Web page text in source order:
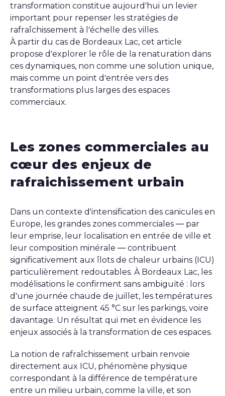
transformation constitue aujourd’hui un levier
important pour repenser les stratégies de
rafraîchissement à l’échelle des villes.
À partir du cas de Bordeaux Lac, cet article
propose d’explorer le rôle de la renaturation dans
ces dynamiques, non comme une solution unique,
mais comme un point d’entrée vers des
transformations plus larges des espaces
commerciaux.
Les zones commerciales au
cœur des enjeux de
rafraichissement urbain
Dans un contexte d'intensification des canicules en
Europe, les grandes zones commerciales — par
leur emprise, leur localisation en entrée de ville et
leur composition minérale — contribuent
significativement aux îlots de chaleur urbains (ICU)
particulièrement redoutables. À Bordeaux Lac, les
modélisations le confirment sans ambiguïté : lors
d'une journée chaude de juillet, les températures
de surface atteignent 45 °C sur les parkings, voire
davantage. Un résultat qui met en évidence les
enjeux associés à la transformation de ces espaces.
La notion de rafraîchissement urbain renvoie
directement aux ICU, phénomène physique
correspondant à la différence de température
entre un milieu urbain, comme la ville, et son